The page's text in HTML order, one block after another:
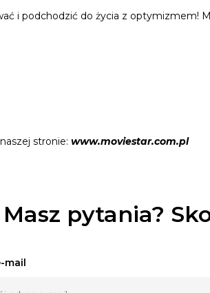
i podchodzić do życia z optymizmem!
stronie: www.moviestar.com.pl
Masz pytania?
mail